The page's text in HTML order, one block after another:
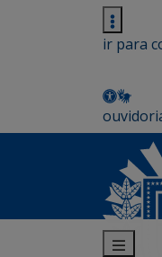
ir para